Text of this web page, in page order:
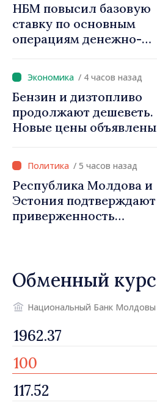
НБМ повысил базовую
ставку по основным
операциям денежно-
/ 4 часов назад
Бензин и дизтопливо
продолжают дешеветь.
Новые цены объявлены
/ 5 часов назад
Республика Молдова и
Эстония подтверждают
приверженность
Обменный курс
Национальный Банк Молдовы